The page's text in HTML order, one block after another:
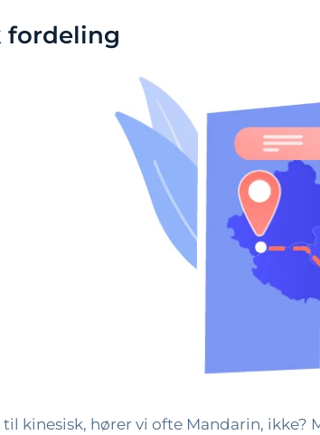
fordeling
kinesisk, hører vi ofte Mandarin,